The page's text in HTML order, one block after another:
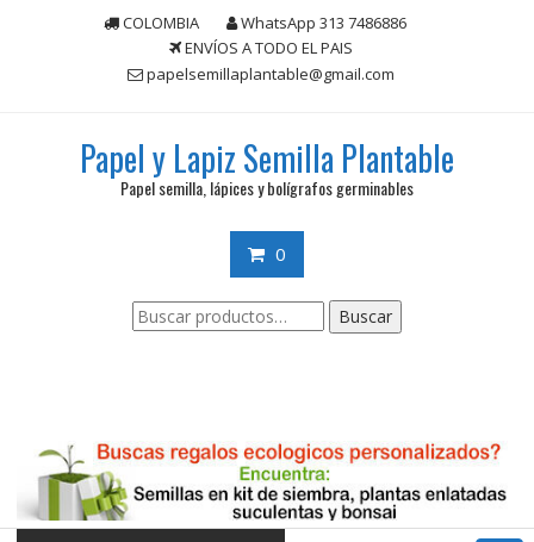
COLOMBIA
WhatsApp 313 7486886
ENVÍOS A TODO EL PAIS
papelsemillaplantable@gmail.com
Papel y Lapiz Semilla Plantable
Papel semilla, lápices y bolígrafos germinables
0
Buscar
por:
Buscar